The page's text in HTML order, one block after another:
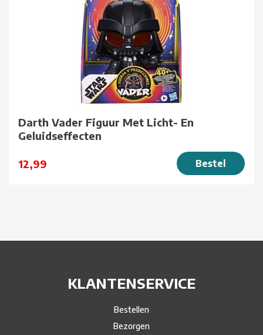
Darth Vader Figuur Met Licht- En
Geluidseffecten
12,99 Bestel
KLANTENSERVICE
Bestellen
Bezorgen